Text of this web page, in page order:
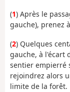
(1) Après le
gauche), prenez
(2) Quelques
gauche, à l'écart
sentier empierré
rejoindrez alors
limite de la forêt.